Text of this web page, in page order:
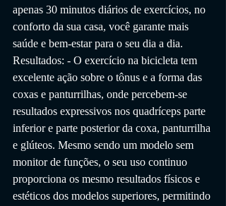
apenas 30 minutos diários de exercícios, no
conforto da sua casa, você garante mais
saúde e bem-estar para o seu dia a dia.
Resultados: - O exercício na bicicleta tem
excelente ação sobre o tônus e a forma das
coxas e panturrilhas, onde percebem-se
resultados expressivos nos quadríceps parte
inferior e parte posterior da coxa, panturrilha
e glúteos. Mesmo sendo um modelo sem
monitor de funções, o seu uso continuo
proporciona os mesmo resultados físicos e
estéticos dos modelos superiores, permitindo